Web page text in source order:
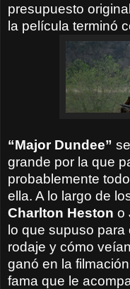
presupuesto
la película terminó
“Major Dundee”
grande por la que
probablemente
ella. A lo largo de
Charlton Heston o
lo que supuso para
rodaje y cómo
ganó en la
fama que le